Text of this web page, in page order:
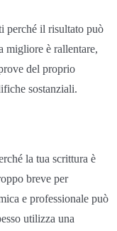
perché il risultato può
migliore è rallentare,
del proprio
sostanziali.
la tua scrittura è
breve per
e professionale può
utilizza una